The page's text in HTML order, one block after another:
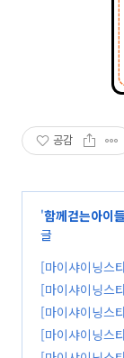
공감
'함께걷는아이
글
[마이샤이닝스
재 생일 기념 팬
[마이샤이닝스
[마이샤이닝스
부
(1)
[마이샤이닝스
(Y.HOLICS) 기